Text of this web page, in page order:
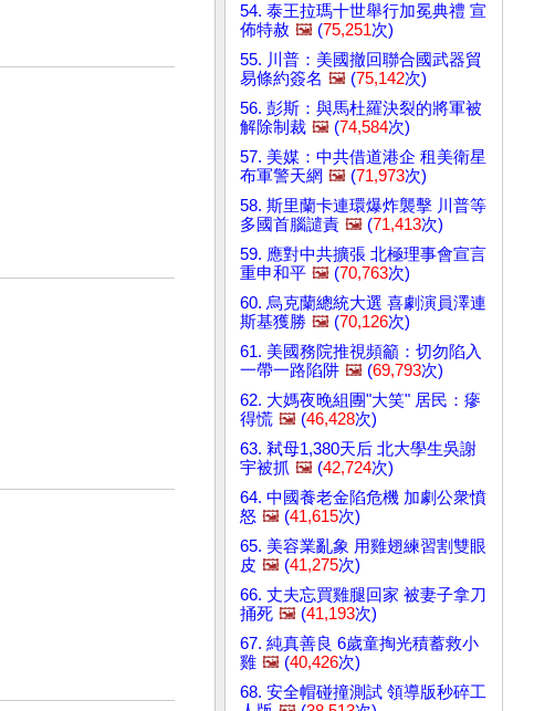
54. 泰王拉瑪十世舉行加冕典禮 宣
佈特赦 🖼️ (75,251次)
55. 川普：美國撤回聯合國武器貿
易條約簽名 🖼️ (75,142次)
56. 彭斯：與馬杜羅決裂的將軍被
解除制裁 🖼️ (74,584次)
57. 美媒：中共借道港企 租美衛星
布軍警天網 🖼️ (71,973次)
58. 斯里蘭卡連環爆炸襲擊 川普等
多國首腦譴責 🖼️ (71,413次)
59. 應對中共擴張 北極理事會宣言
重申和平 🖼️ (70,763次)
60. 烏克蘭總統大選 喜劇演員澤連
斯基獲勝 🖼️ (70,126次)
61. 美國務院推視頻籲：切勿陷入
一帶一路陷阱 🖼️ (69,793次)
62. 大媽夜晚組團"大笑" 居民：瘮
得慌 🖼️ (46,428次)
63. 弒母1,380天后 北大學生吳謝
宇被抓 🖼️ (42,724次)
64. 中國養老金陷危機 加劇公衆憤
怒 🖼️ (41,615次)
65. 美容業亂象 用雞翅練習割雙眼
皮 🖼️ (41,275次)
66. 丈夫忘買雞腿回家 被妻子拿刀
捅死 🖼️ (41,193次)
67. 純真善良 6歲童掏光積蓄救小
雞 🖼️ (40,426次)
68. 安全帽碰撞測試 領導版秒碎工